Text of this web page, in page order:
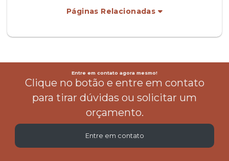
Páginas Relacionadas
Entre em contato agora mesmo!
Clique no botão e entre em contato
para tirar dúvidas ou solicitar um
orçamento.
Entre em contato